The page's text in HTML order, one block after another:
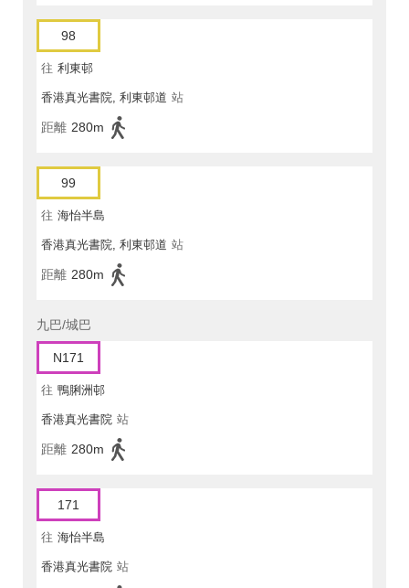
98
往 利東邨
香港真光書院, 利東邨道 站
距離 280m
99
往 海怡半島
香港真光書院, 利東邨道 站
距離 280m
九巴/城巴
N171
往 鴨脷洲邨
香港真光書院 站
距離 280m
171
往 海怡半島
香港真光書院 站